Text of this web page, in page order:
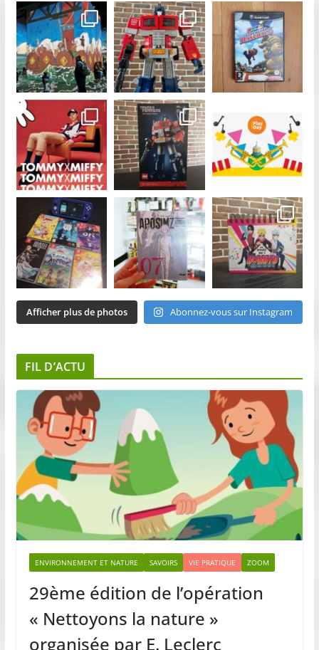
Afficher plus de photos Abonnez-vous sur Instagram
FIL D’ACTU
ENVIRONNEMENT ET NATURE SAVOIRS VIE PRATIQUE ZOOM
29ème édition de l’opération
« Nettoyons la nature »
organisée par E. Leclerc